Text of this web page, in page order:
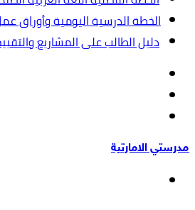
الخطة الدرسية اليومية وأوراق
دليل الطالب على المشاريع
عمود
جانبي
مدرستي الامارتية